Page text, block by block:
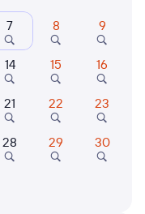
7 8 9
14 15 16
21 22 23
28 29 30